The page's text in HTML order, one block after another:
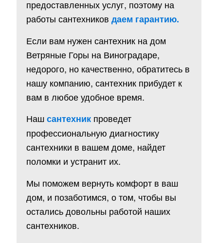
предоставленных услуг, поэтому на
работы сантехников даем гарантию.
Если вам нужен сантехник на дом
Ветряные Горы на Виноградаре,
недорого, но качественно, обратитесь в
нашу компанию, сантехник прибудет к
вам в любое удобное время.
Нашсантехникпроведет
профессиональную диагностику
сантехники в вашем доме, найдет
поломки и устранит их.
Мы поможем вернуть комфорт в ваш
дом, и позаботимся, о том, чтобы вы
остались довольны работой наших
сантехников.